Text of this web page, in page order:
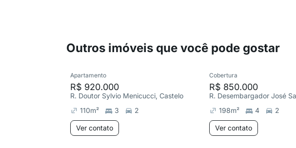
Outros imóveis que você pode gostar
Apartamento
R$ 920.000
R. Doutor Sylvio Menicucci, Castelo
110m² 3 2
Ver contato
Cobertura
R$ 850.000
198m² 4 2
Ver contato